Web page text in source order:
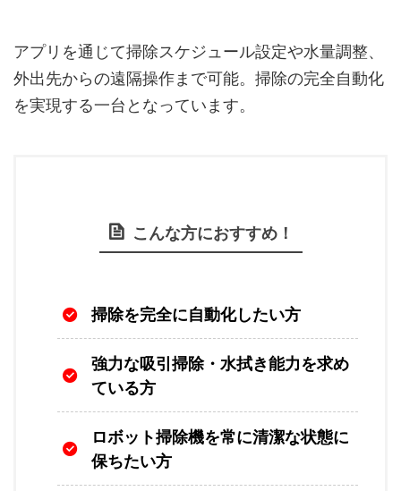
アプリを通じて掃除スケジュール設定や水量調整、
外出先からの遠隔操作まで可能。掃除の完全自動化
を実現する一台となっています。
こんな方におすすめ！
掃除を完全に自動化したい方
強力な吸引掃除・水拭き能力を求め
ている方
ロボット掃除機を常に清潔な状態に
保ちたい方